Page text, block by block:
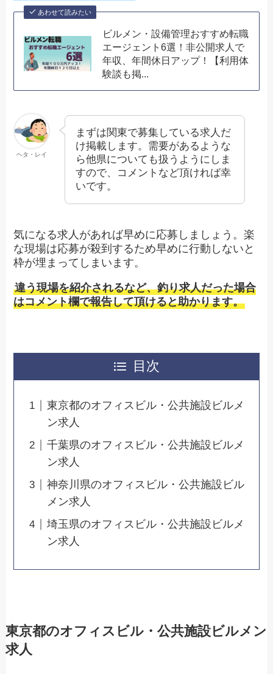
あわせて読みたい
ビルメン・設備管理おすすめ転職
エージェント6選！非公開求人で
年収、年間休日アップ！【利用体
験談も掲...
ヘタ・レイ
まずは関東で募集している求人だ
け掲載します。需要があるような
ら他県についても扱うようにしま
すので、コメントなど頂ければ幸
いです。
気になる求人があれば早めに応募しましょう。楽
な現場は応募が殺到するため早めに行動しないと
枠が埋まってしまいます。
違う現場を紹介されるなど、釣り求人だった場合
はコメント欄で報告して頂けると助かります。
目次
東京都のオフィスビル・公共施設ビルメ
ン求人
千葉県のオフィスビル・公共施設ビルメ
ン求人
神奈川県のオフィスビル・公共施設ビル
メン求人
埼玉県のオフィスビル・公共施設ビルメ
ン求人
東京都のオフィスビル・公共施設ビルメン
求人